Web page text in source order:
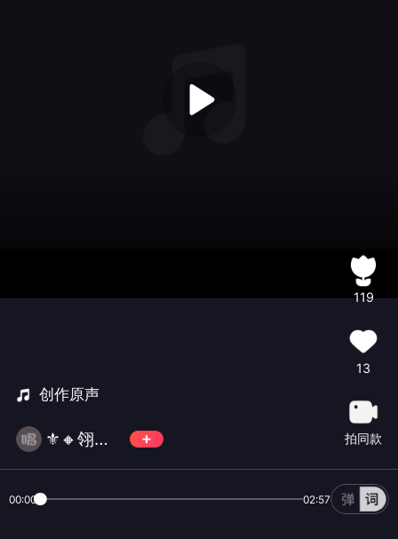
创作原声
⚜️🔸翎🔸⚜️
119
13
拍同款
00:00 02:57